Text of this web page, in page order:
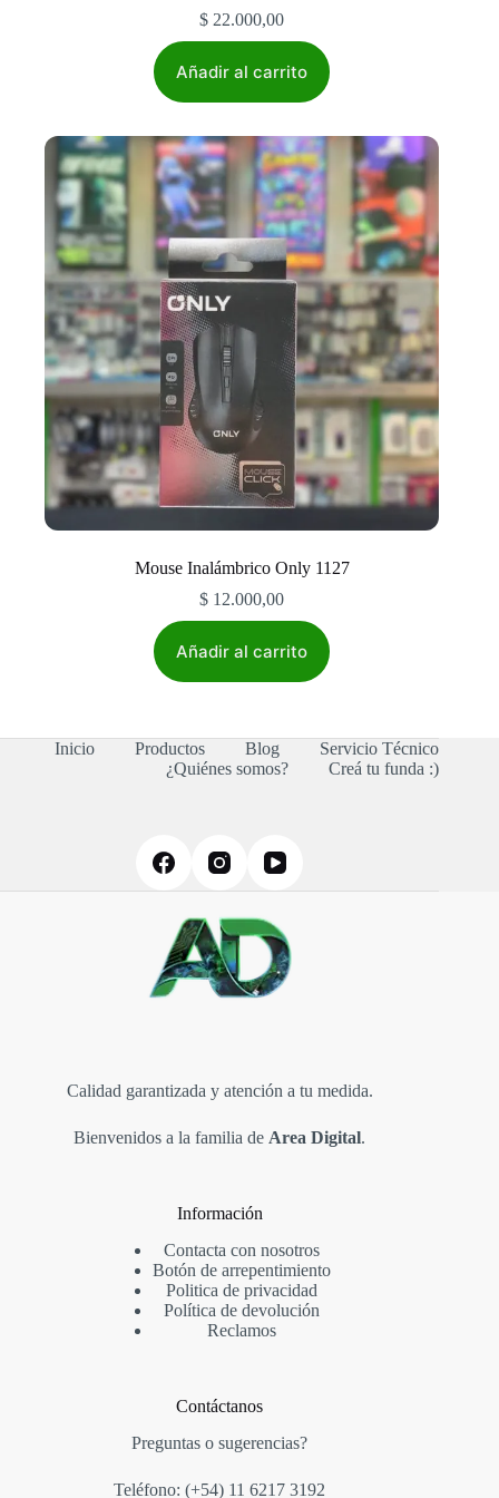
$ 22.000,00
Añadir al carrito
Mouse Inalámbrico Only 1127
$ 12.000,00
Añadir al carrito
Inicio Productos Blog
Servicio Técnico
¿Quiénes somos?
Creá tu funda :)
Calidad garantizada y atención a tu medida.
Bienvenidos a la familia deArea Digital.
Información
Contacta con nosotros
Botón de arrepentimiento
Politica de privacidad
Política de devolución
Reclamos
Contáctanos
Preguntas o sugerencias?
Teléfono: (+54) 11 6217 3192